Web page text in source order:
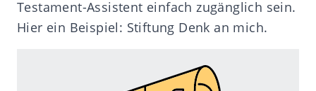
Testament-Assistent einfach zugänglich sein.
Hier ein Beispiel: Stiftung Denk an mich.